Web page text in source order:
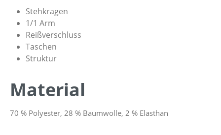
Stehkragen
1/1 Arm
Reißverschluss
Taschen
Struktur
Material
70 % Polyester, 28 % Baumwolle, 2 % Elasthan